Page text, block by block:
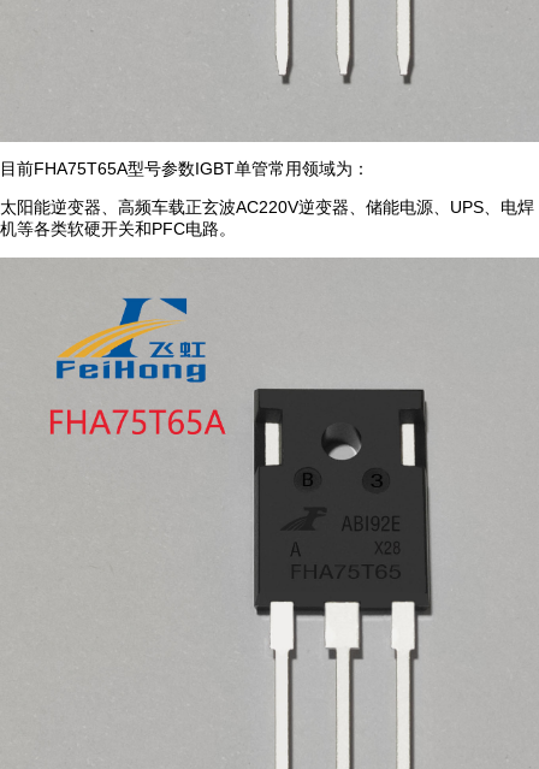
目前FHA75T65A型号参数IGBT单管常用领域为：
太阳能逆变器、高频车载正玄波AC220V逆变器、储能电源、UPS、电焊
机等各类软硬开关和PFC电路。